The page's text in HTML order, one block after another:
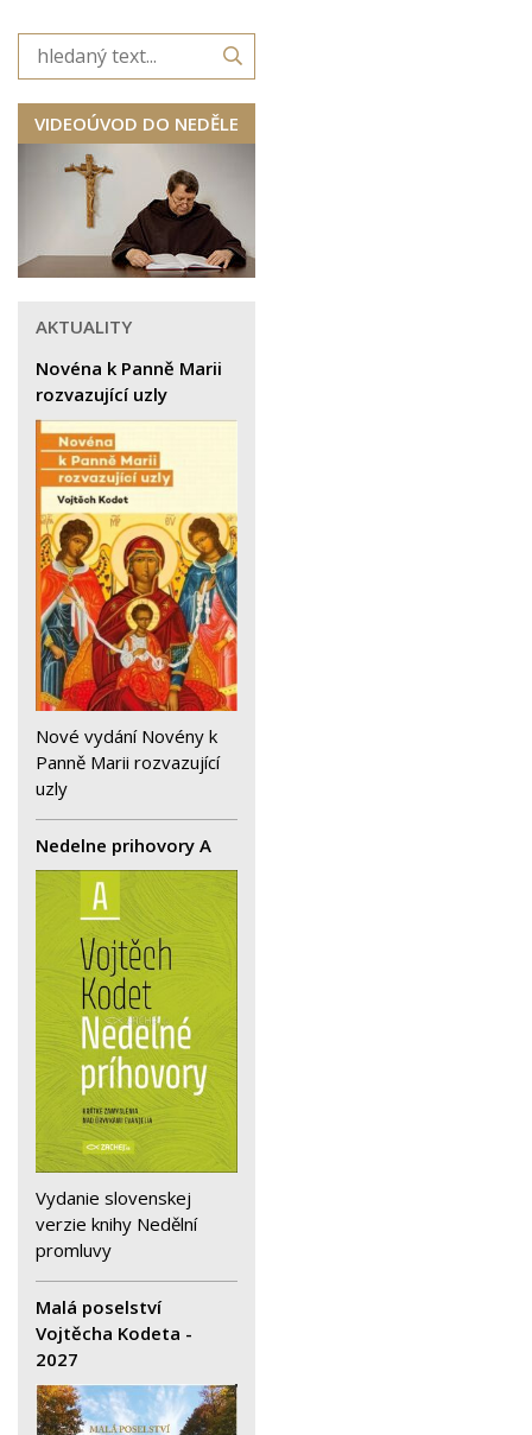
VIDEOÚVOD DO NEDĚLE
AKTUALITY
Novéna k Panně Marii
rozvazující uzly
Nové vydání Novény k
Panně Marii rozvazující
uzly
Nedelne prihovory A
Vydanie slovenskej
verzie knihy Nedělní
promluvy
Malá poselství
Vojtěcha Kodeta -
2027